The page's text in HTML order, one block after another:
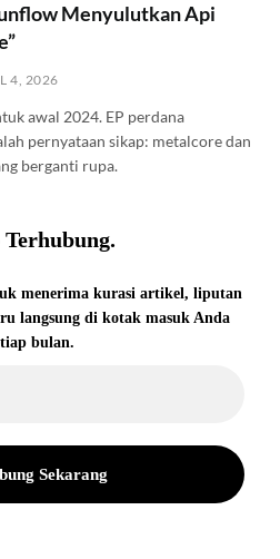
Menyulutkan Api
4, 2026
awal 2024. EP perdana
pernyataan sikap: metalcore dan
berganti rupa.
Terhubung.
menerima kurasi artikel, liputan
langsung di kotak masuk Anda
bulan.